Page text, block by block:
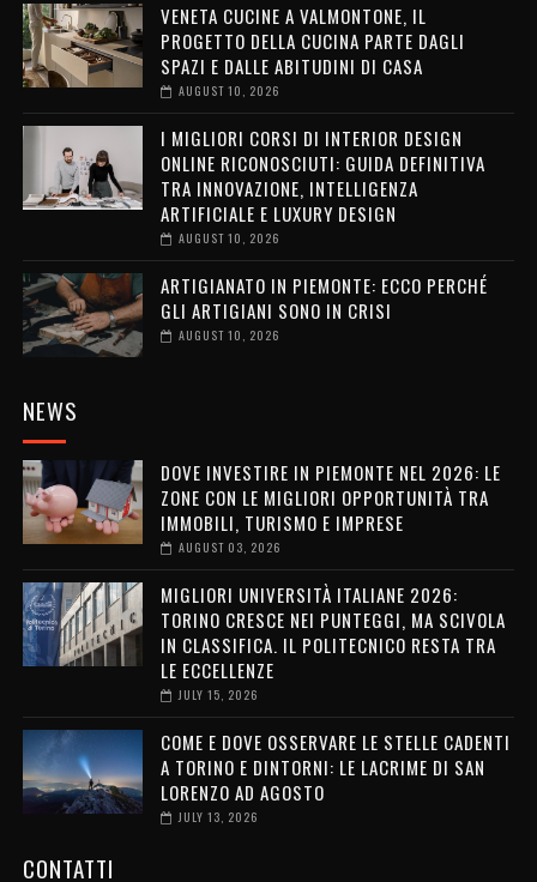
VENETA CUCINE A VALMONTONE, IL
PROGETTO DELLA CUCINA PARTE DAGLI
SPAZI E DALLE ABITUDINI DI CASA
AUGUST 10, 2026
I MIGLIORI CORSI DI INTERIOR DESIGN
ONLINE RICONOSCIUTI: GUIDA DEFINITIVA
TRA INNOVAZIONE, INTELLIGENZA
ARTIFICIALE E LUXURY DESIGN
AUGUST 10, 2026
ARTIGIANATO IN PIEMONTE: ECCO PERCHÉ
GLI ARTIGIANI SONO IN CRISI
AUGUST 10, 2026
NEWS
DOVE INVESTIRE IN PIEMONTE NEL 2026: LE
ZONE CON LE MIGLIORI OPPORTUNITÀ TRA
IMMOBILI, TURISMO E IMPRESE
AUGUST 03, 2026
MIGLIORI UNIVERSITÀ ITALIANE 2026:
TORINO CRESCE NEI PUNTEGGI, MA SCIVOLA
IN CLASSIFICA. IL POLITECNICO RESTA TRA
LE ECCELLENZE
JULY 15, 2026
COME E DOVE OSSERVARE LE STELLE CADENTI
A TORINO E DINTORNI: LE LACRIME DI SAN
LORENZO AD AGOSTO
JULY 13, 2026
CONTATTI